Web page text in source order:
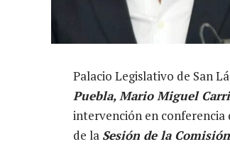
Palacio Legislativo de San
Puebla, Mario Miguel
intervención en conferencia
de la Sesión de la